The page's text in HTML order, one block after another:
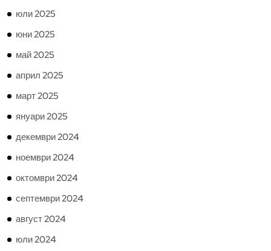
юли 2025
юни 2025
май 2025
април 2025
март 2025
януари 2025
декември 2024
ноември 2024
октомври 2024
септември 2024
август 2024
юли 2024